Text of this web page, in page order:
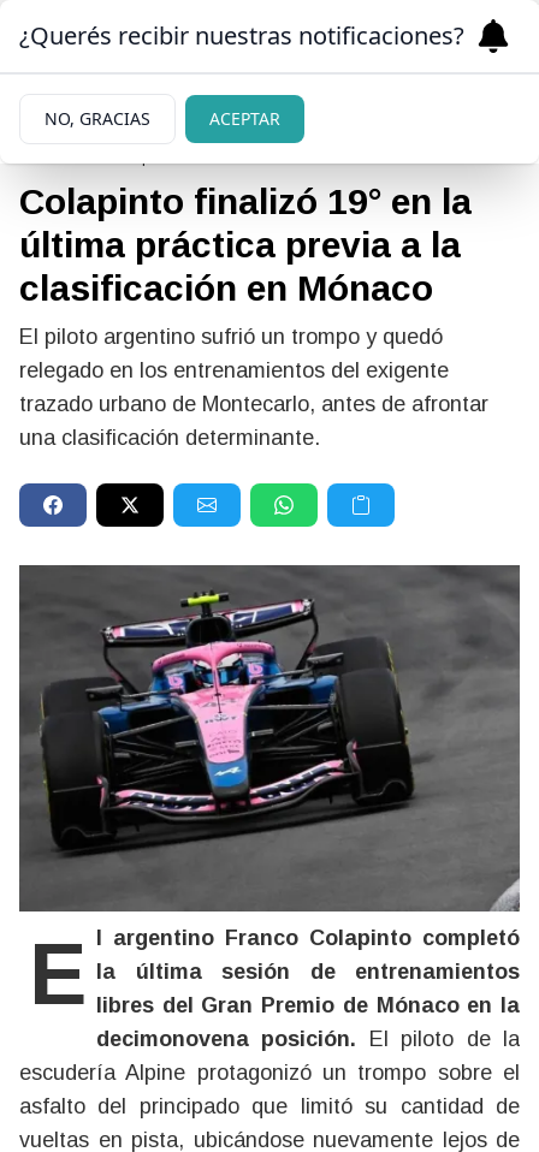
Colapinto finalizó 19° en la
última práctica previa a la
clasificación en Mónaco
El piloto argentino sufrió un trompo y quedó
relegado en los entrenamientos del exigente
trazado urbano de Montecarlo, antes de afrontar
una clasificación determinante.
El argentino Franco Colapinto completó
la última sesión de entrenamientos
libres del Gran Premio de Mónaco en la
decimonovena posición. El piloto de la
escudería Alpine protagonizó un trompo sobre el
asfalto del principado que limitó su cantidad de
vueltas en pista, ubicándose nuevamente lejos de
¿Querés recibir nuestras notificaciones?
NO, GRACIAS ACEPTAR